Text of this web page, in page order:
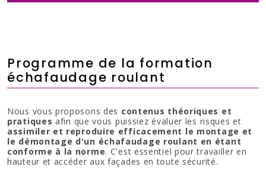
Programme de la formation
échafaudage roulant
Nous vous proposons des contenus théoriques et
pratiques afin que vous puissiez évaluer les risques et
assimiler et reproduire efficacement le montage et
le démontage d'un échafaudage roulant en étant
conforme à la norme. C'est essentiel pour travailler en
hauteur et accéder aux façades en toute sécurité.